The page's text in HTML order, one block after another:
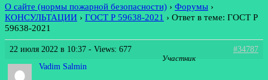
О сайте (нормы пожарной безопасности) › Форумы ›
КОНСУЛЬТАЦИИ › ГОСТ Р 59638-2021 › Ответ в теме: ГОСТ Р
59638-2021
22 июля 2022 в 10:37 - Views: 677
#34787
Vadim Salmin
Участник